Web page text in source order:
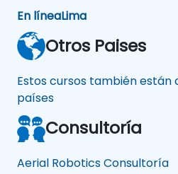
En líneaLima
Otros Paises
Estos cursos también están
países
Consultoría
Aerial Robotics Consultoría